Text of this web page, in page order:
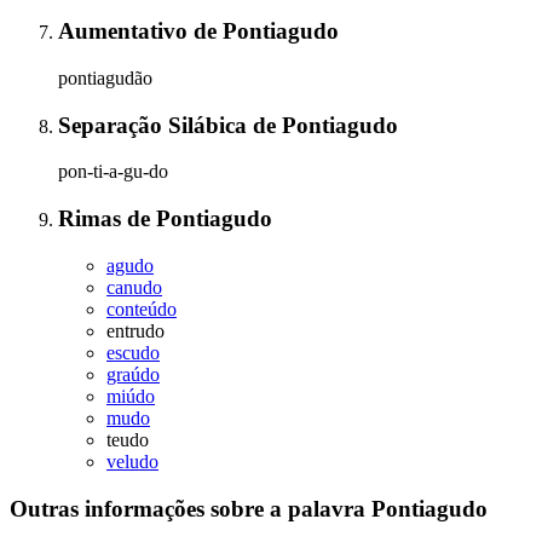
Aumentativo de Pontiagudo
pontiagudão
Separação Silábica de Pontiagudo
pon-ti-a-gu-do
Rimas de Pontiagudo
agudo
canudo
conteúdo
entrudo
escudo
graúdo
miúdo
mudo
teudo
veludo
Outras informações sobre a palavra Pontiagudo